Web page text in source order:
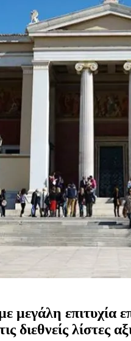
μεγάλη επιτυχία
διεθνείς λίστες